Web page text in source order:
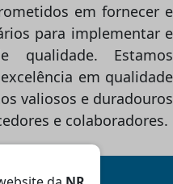
em fornecer e
para implementar e
qualidade. Estamos
em qualidade
valiosos e duradouros
e colaboradores.